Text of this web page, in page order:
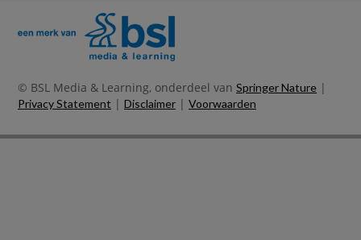
© BSL Media & Learning, onderdeel van Springer Nature |
Privacy Statement | Disclaimer | Voorwaarden